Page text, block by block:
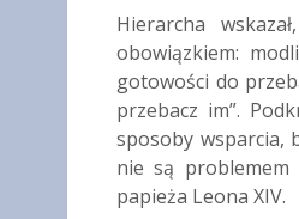
Hierarcha
obowiązkiem:
gotowości do
przebacz im”.
sposoby wsparcia,
nie są problemem
papieża Leona XIV.